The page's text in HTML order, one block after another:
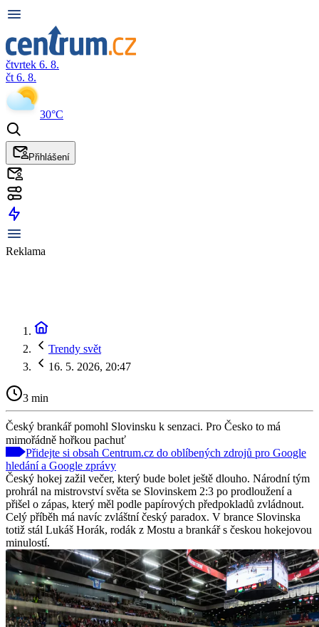
čtvrtek 6. 8.
čt 6. 8.
30°C
Přihlášení
Reklama
Trendy svět
16. 5. 2026, 20:47
3 min
Český brankář pomohl Slovinsku k senzaci. Pro Česko to má
mimořádně hořkou pachuť
Přidejte si obsah Centrum.cz do oblíbených zdrojů pro Google
hledání a Google zprávy
Český hokej zažil večer, který bude bolet ještě dlouho. Národní tým
prohrál na mistrovství světa se Slovinskem 2:3 po prodloužení a
přišel o zápas, který měl podle papírových předpokladů zvládnout.
Celý příběh má navíc zvláštní český paradox. V brance Slovinska
totiž stál Lukáš Horák, rodák z Mostu a brankář s českou hokejovou
minulostí.